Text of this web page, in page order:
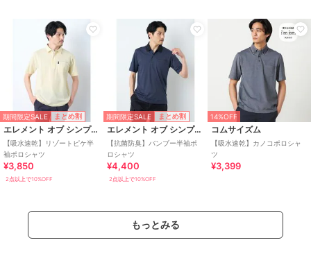
期間限定SALE まとめ割
エレメント オブ シンプルライフ
【吸水速乾】リゾートピケ半
袖ポロシャツ
¥3,850
2点以上で10%OFF
期間限定SALE まとめ割
エレメント オブ シンプルライフ
【抗菌防臭】バンブー半袖ポ
ロシャツ
¥4,400
2点以上で10%OFF
14%OFF
コムサイズム
【吸水速乾】カノコポロシャ
ツ
¥3,399
もっとみる